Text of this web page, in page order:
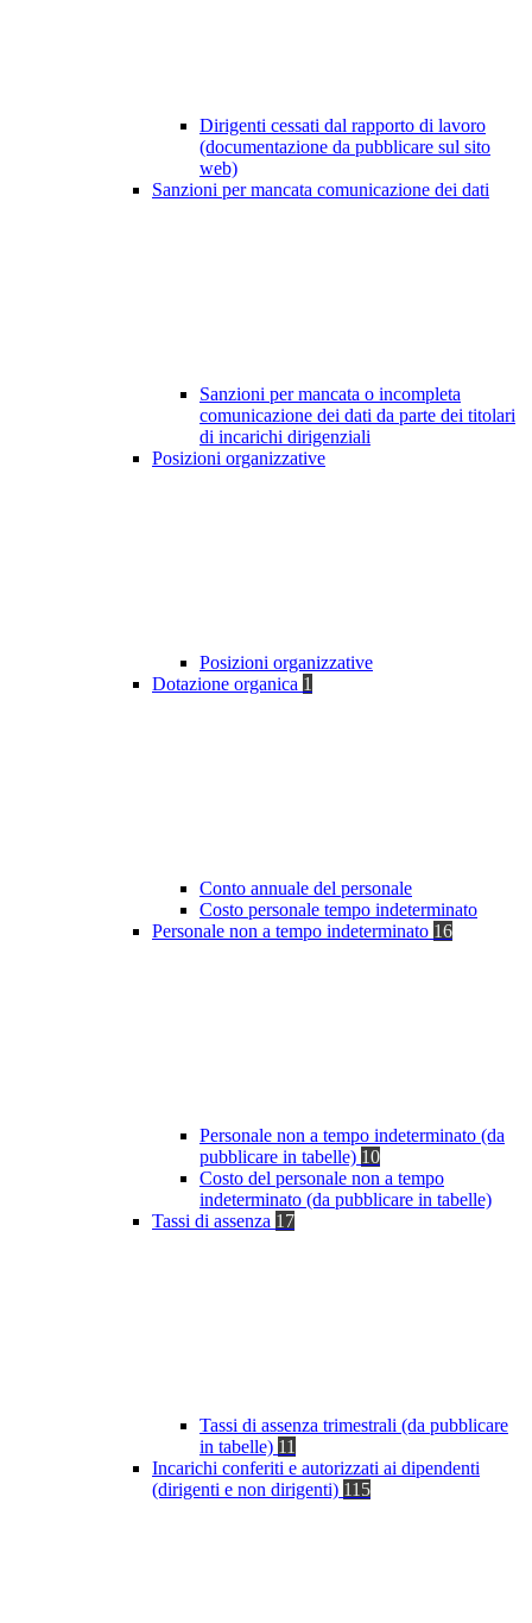
Dirigenti cessati dal rapporto di lavoro
(documentazione da pubblicare sul sito
web)
Sanzioni per mancata comunicazione dei dati
Sanzioni per mancata o incompleta
comunicazione dei dati da parte dei titolari
di incarichi dirigenziali
Posizioni organizzative
Posizioni organizzative
Dotazione organica 1
Conto annuale del personale
Costo personale tempo indeterminato
Personale non a tempo indeterminato 16
Personale non a tempo indeterminato (da
pubblicare in tabelle) 10
Costo del personale non a tempo
indeterminato (da pubblicare in tabelle)
Tassi di assenza 17
Tassi di assenza trimestrali (da pubblicare
in tabelle) 11
Incarichi conferiti e autorizzati ai dipendenti
(dirigenti e non dirigenti) 115